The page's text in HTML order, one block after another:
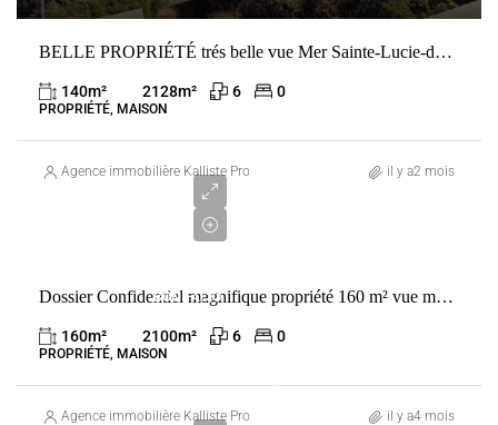
BELLE PROPRIÉTÉ trés belle vue Mer Sainte-Lucie-de-Porto-Vecchio
140m² 2128m² 6 0
PROPRIÉTÉ, MAISON
Agence immobilière Kalliste Properties il y a2 mois
BONIFACIO
Dossier Confidentiel magnifique propriété 160 m² vue mer proche golf de spérone bonifacio 20169
160m² 2100m² 6 0
PROPRIÉTÉ, MAISON
Agence immobilière Kalliste Properties il y a4 mois
1